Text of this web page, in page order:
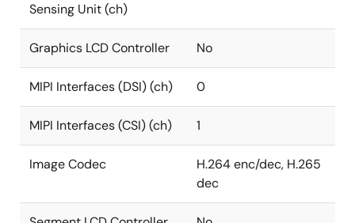
Sensing Unit (ch)
Graphics LCD Controller No
MIPI Interfaces (DSI) (ch) 0
MIPI Interfaces (CSI) (ch) 1
Image Codec
H.264 enc/dec, H.265
dec